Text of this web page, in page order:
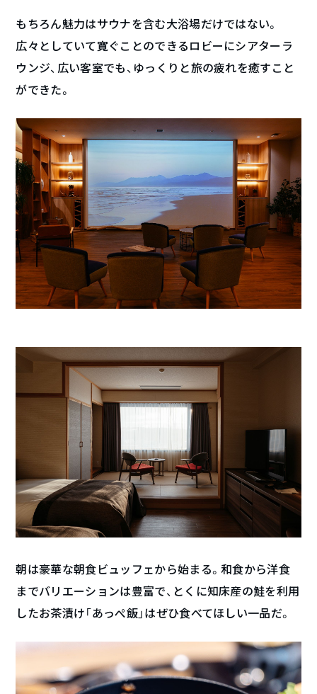
もちろん魅力はサウナを含む大浴場だけではない。
広々としていて寛ぐことのできるロビーにシアターラ
ウンジ、広い客室でも、ゆっくりと旅の疲れを癒すこと
ができた。
朝は豪華な朝食ビュッフェから始まる。和食から洋食
までバリエーションは豊富で、とくに知床産の鮭を利用
したお茶漬け「あっぺ飯」はぜひ食べてほしい一品だ。